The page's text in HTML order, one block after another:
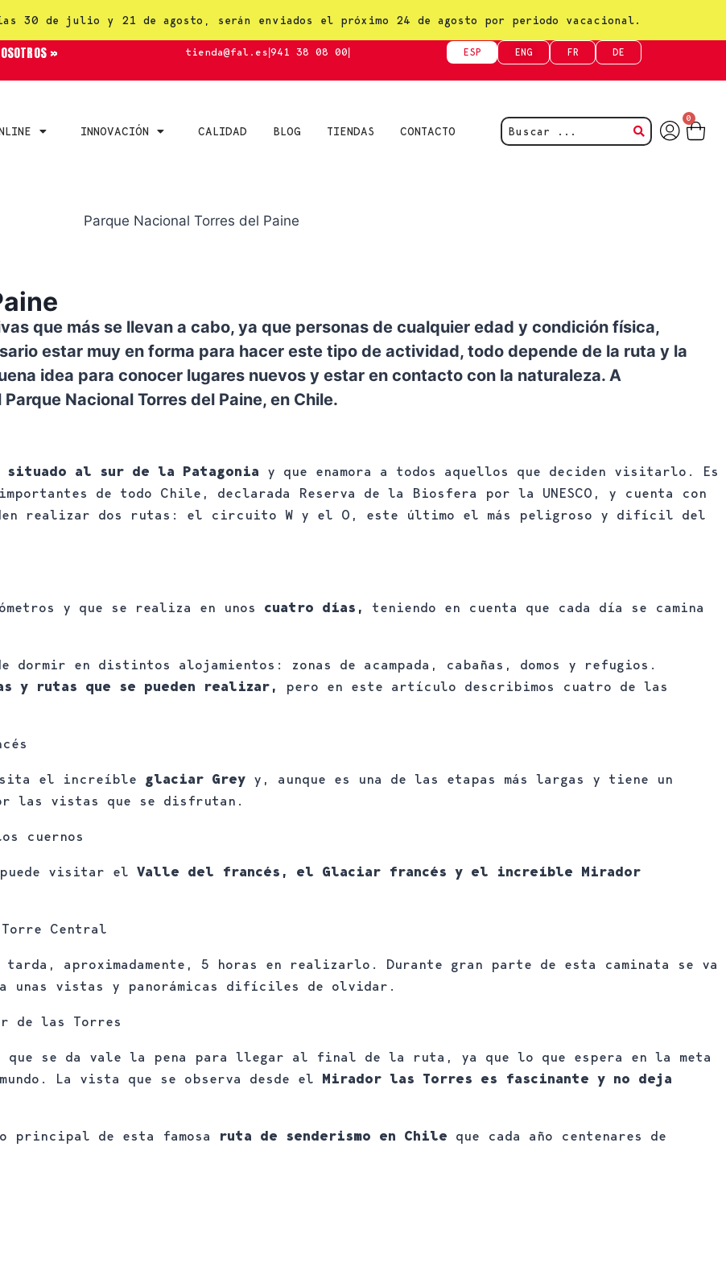
30 de julio y 21 de agosto, serán enviados el próximo 24 de agosto por periodo vacacional.
» tienda@fal.es 941 38 08 00 ESP ENG FR DE
INNOVACIÓN CALIDAD BLOG TIENDAS CONTACTO
0
que más se llevan a cabo, ya que personas de cualquier edad y condición física,
estar muy en forma para hacer este tipo de actividad, todo depende de la ruta y la
idea para conocer lugares nuevos y estar en contacto con la naturaleza. A
Nacional Torres del Paine, en Chile.
al sur de la Patagonia y que enamora a todos aquellos que deciden visitarlo. Es
de todo Chile, declarada Reserva de la Biosfera por la UNESCO, y cuenta con
realizar dos rutas: el circuito W y el O, este último el más peligroso y difícil del
y que se realiza en unos cuatro días,
teniendo en cuenta que cada día se camina
en distintos alojamientos: zonas de acampada, cabañas, domos y refugios.
y rutas que se pueden realizar, pero en este artículo describimos cuatro de las
el increíble glaciar Grey y, aunque es una de las etapas más largas y tiene un
las vistas que se disfrutan.
cuernos
puede visitar el Valle del francés, el Glaciar francés y el increíble Mirador
Central
aproximadamente, 5 horas en realizarlo. Durante gran parte de esta caminata se va
unas vistas y panorámicas difíciles de olvidar.
de las Torres
que se da vale la pena para llegar al final de la ruta, ya que lo que espera en la meta
La vista que se observa desde el Mirador las Torres es fascinante y no deja
de esta famosa ruta de senderismo en Chile que cada año centenares de